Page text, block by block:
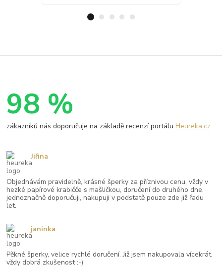
98 %
zákazníků nás doporučuje na základě recenzí portáluHeureka.cz
Objednávám pravidelně, krásné šperky za příznivou cenu, vždy v
hezké papírové krabičče s mašličkou, doručení do druhého dne,
jednoznačně doporučuji, nakupuji v podstatě pouze zde již řadu
let.
Jiřina
Pěkné šperky, velice rychlé doručení. Již jsem nakupovala vícekrát,
vždy dobrá zkušenost :-)
janinka